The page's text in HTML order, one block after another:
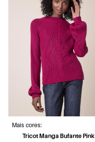
Mais cores:
Tricot Manga Bufante Pink